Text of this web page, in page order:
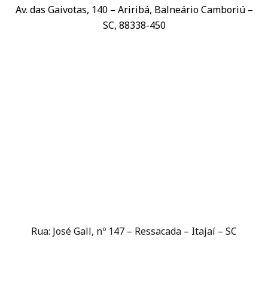
Av. das Gaivotas, 140 – Ariribá, Balneário Camboriú –
SC, 88338-450
Rua: José Gall, nº 147 – Ressacada – Itajaí – SC